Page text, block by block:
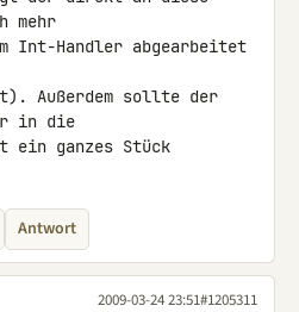
mehr
Int-Handler abgearbeitet
Außerdem sollte der
in die
ganzes Stück
Antwort
2009-03-24 23:51#1205311